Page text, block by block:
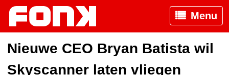
Menu
Nieuwe CEO Bryan Batista wil
Skyscanner laten vliegen